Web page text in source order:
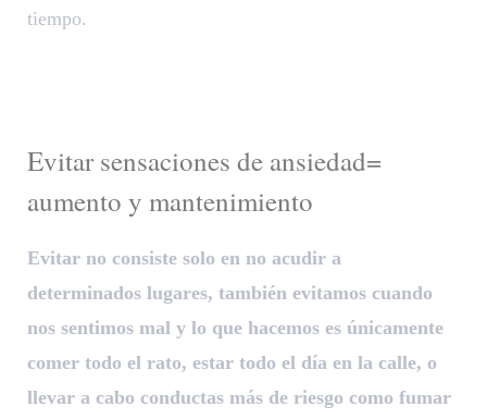
tiempo.
Evitar sensaciones de ansiedad=
aumento y mantenimiento
Evitar no consiste solo en no acudir a
determinados lugares, también evitamos cuando
nos sentimos mal y lo que hacemos es únicamente
comer todo el rato, estar todo el día en la calle, o
llevar a cabo conductas más de riesgo como fumar